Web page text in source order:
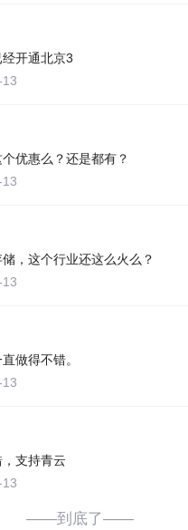
开通北京3
优惠么？还是都有？
，这个行业还这么火么？
做得不错。
支持青云
——到底了——